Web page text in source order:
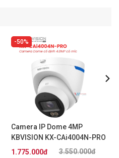
50%
Camera IP Dome 4MP
KBVISION KX-CAi4004N-PRO
3.550.000đ
1.775.000đ